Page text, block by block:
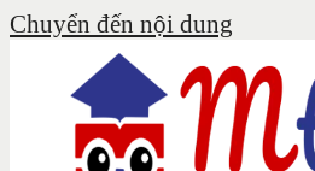
Chuyển đến nội dung